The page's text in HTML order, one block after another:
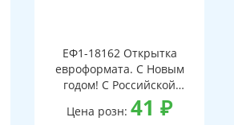
ЕФ1-18162 Открытка
евроформата. С Новым
годом! С Российской
символикой. Без текста
(серебряная фольга)
Цена розн:41₽